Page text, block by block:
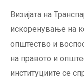
Визијата на
искоренување на
општество и
на правото и
институциите се